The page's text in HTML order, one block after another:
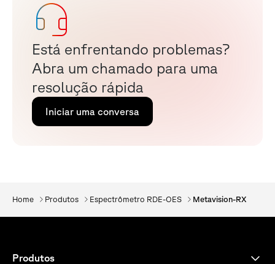
Está enfrentando problemas?
Abra um chamado para uma
resolução rápida
Iniciar uma conversa
Home Produtos Espectrômetro RDE-OES Metavision-RX
Produtos